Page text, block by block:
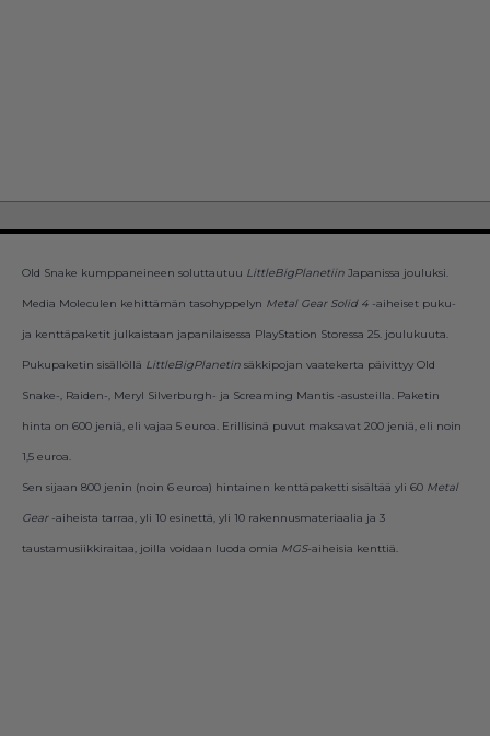
Old Snake kumppaneineen soluttautuu LittleBigPlanetiin Japanissa jouluksi.
Media Moleculen kehittämän tasohyppelyn Metal Gear Solid 4 -aiheiset puku-
ja kenttäpaketit julkaistaan japanilaisessa PlayStation Storessa 25. joulukuuta.
Pukupaketin sisällöllä LittleBigPlanetin säkkipojan vaatekerta päivittyy Old
Snake-, Raiden-, Meryl Silverburgh- ja Screaming Mantis -asusteilla. Paketin
hinta on 600 jeniä, eli vajaa 5 euroa. Erillisinä puvut maksavat 200 jeniä, eli noin
1,5 euroa.
Sen sijaan 800 jenin (noin 6 euroa) hintainen kenttäpaketti sisältää yli 60 Metal
Gear-aiheista tarraa, yli 10 esinettä, yli 10 rakennusmateriaalia ja 3
taustamusiikkiraitaa, joilla voidaan luoda omia MGS-aiheisia kenttiä.